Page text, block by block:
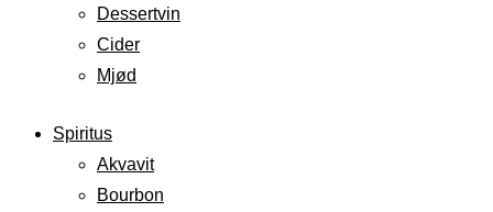
Dessertvin
Cider
Mjød
Spiritus
Akvavit
Bourbon